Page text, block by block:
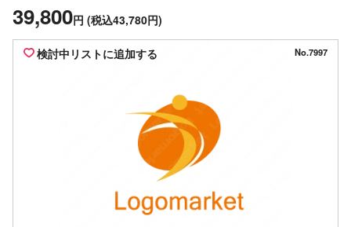
39,800円 (税込43,780円)
検討中リストに追加する No.7997